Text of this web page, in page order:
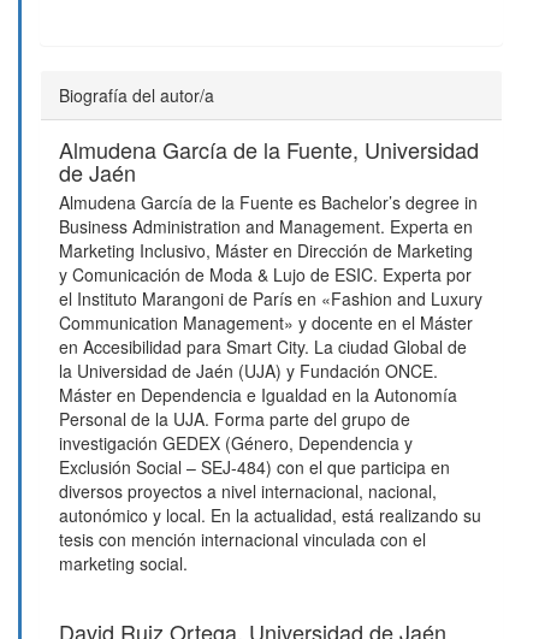
Biografía del autor/a
Almudena García de la Fuente, Universidad
de Jaén
Almudena García de la Fuente es Bachelor’s degree in
Business Administration and Management. Experta en
Marketing Inclusivo, Máster en Dirección de Marketing
y Comunicación de Moda & Lujo de ESIC. Experta por
el Instituto Marangoni de París en «Fashion and Luxury
Communication Management» y docente en el Máster
en Accesibilidad para Smart City. La ciudad Global de
la Universidad de Jaén (UJA) y Fundación ONCE.
Máster en Dependencia e Igualdad en la Autonomía
Personal de la UJA. Forma parte del grupo de
investigación GEDEX (Género, Dependencia y
Exclusión Social – SEJ-484) con el que participa en
diversos proyectos a nivel internacional, nacional,
autonómico y local. En la actualidad, está realizando su
tesis con mención internacional vinculada con el
marketing social.
David Ruiz Ortega, Universidad de Jaén